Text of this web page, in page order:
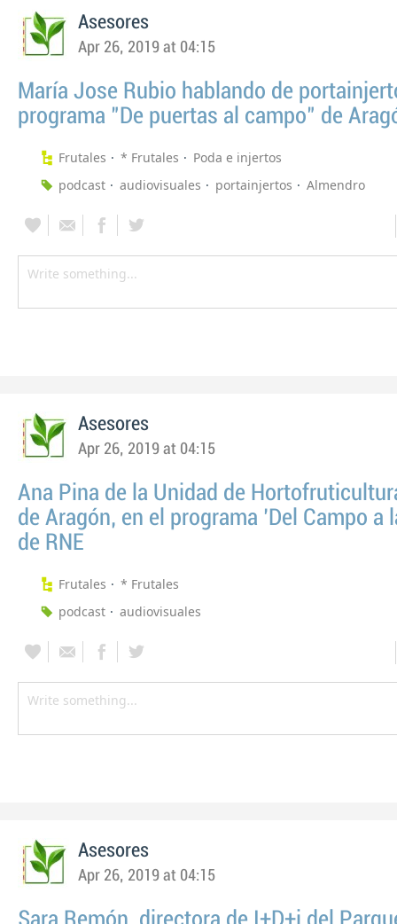
Asesores
Apr 26, 2019 at 04:15
María Jose Rubio hablando de
programa "De puertas al campo" de
Frutales * Frutales
Poda e injertos
podcast
audiovisuales portainjertos Almendro
Asesores
Apr 26, 2019 at 04:15
Ana Pina de la Unidad de
de Aragón, en el programa 'Del Campo a
de RNE
Frutales
* Frutales
podcast
audiovisuales
Asesores
Apr 26, 2019 at 04:15